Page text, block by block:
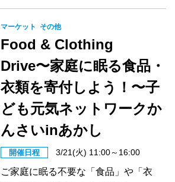
マーケット その他
Food & Clothing
Drive〜家庭に眠る食品・
衣類を寄付しよう！〜子
ども元気ネットワークか
んさいinあかし
開催日程 3/21(火) 11:00～16:00
ご家庭に眠る不要な「食品」や「衣